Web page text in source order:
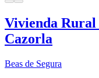
Vivienda
Cazorla
Beas de Segura